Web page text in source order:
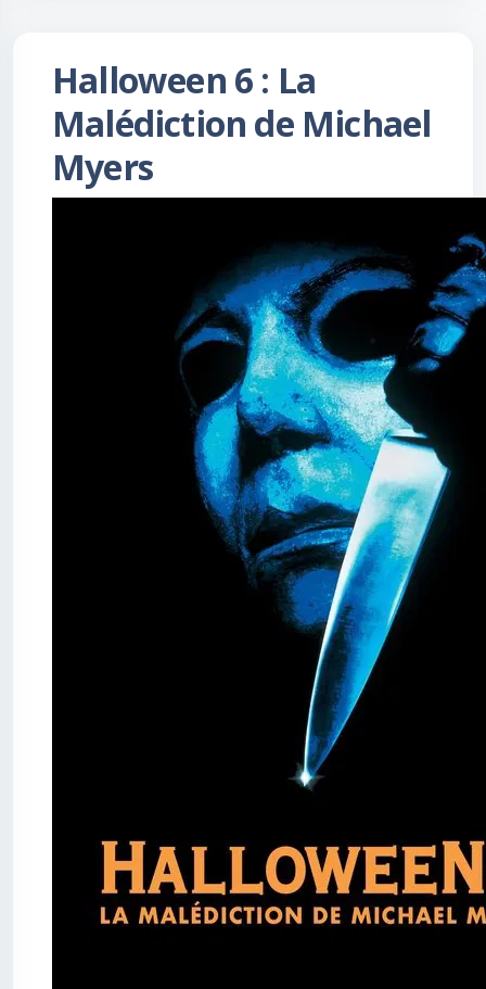
Halloween 6 : La
Malédiction de Michael
Myers